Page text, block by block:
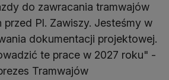
do zawracania tramwajów
Pl. Zawiszy. Jesteśmy w
dokumentacji projektowej.
te prace w 2027 roku" -
Tramwajów